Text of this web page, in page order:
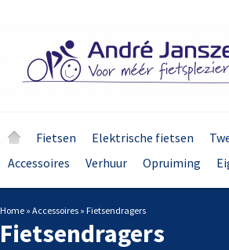
Fietsen Elektrische fietsen
Accessoires
Verhuur Opruiming
Home » Accessoires » Fietsendragers
Fietsendragers